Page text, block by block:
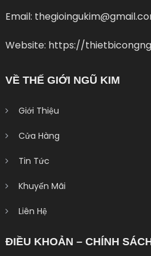
Email:
Website: https://
VỀ THẾ GIỚI NGŨ KIM
Giới Thiệu
Cửa Hàng
Tin Tức
Khuyến Mãi
Liên Hệ
ĐIỀU KHOẢN – CHÍNH